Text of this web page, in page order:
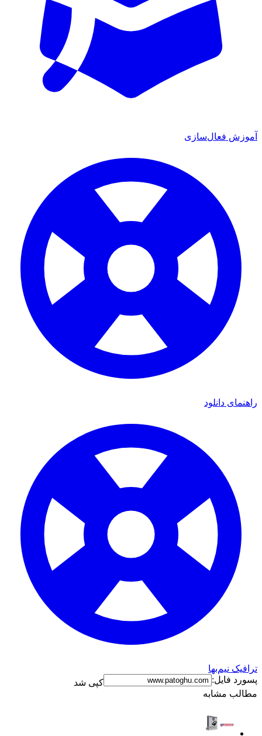
فعال‌سازی
دانلود
نیم‌بها
فایل:
کپی شد
مشابه